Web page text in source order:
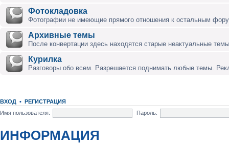
Фотокладовка
Фотографии не имеющие прямого отношения к остальным
Архивные темы
После конвертации здесь находятся старые неактуальные
Курилка
Разговоры обо всем. Разрешается поднимать любые темы.
ВХОД • РЕГИСТРАЦИЯ
Имя пользователя:
Пароль:
ИНФОРМАЦИЯ